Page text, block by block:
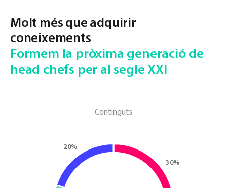
Molt més que adquirir
coneixements
Formem la pròxima generació de
head chefs per al segle XXI
Continguts